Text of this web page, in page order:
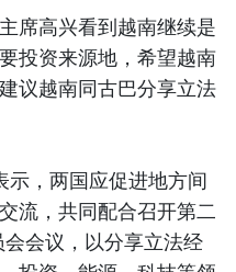
席高兴看到越南继续是
投资来源地，希望越南
议越南同古巴分享立法
示，两国应促进地方间
流，共同配合召开第二
会议，以分享立法经